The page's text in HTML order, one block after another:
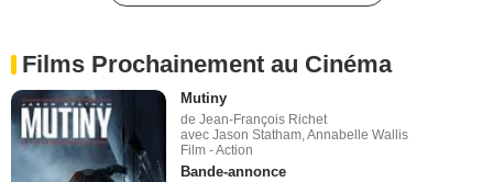
Films Prochainement au Cinéma
Mutiny
de Jean-François Richet
avec Jason Statham, Annabelle Wallis
Film - Action
Bande-annonce